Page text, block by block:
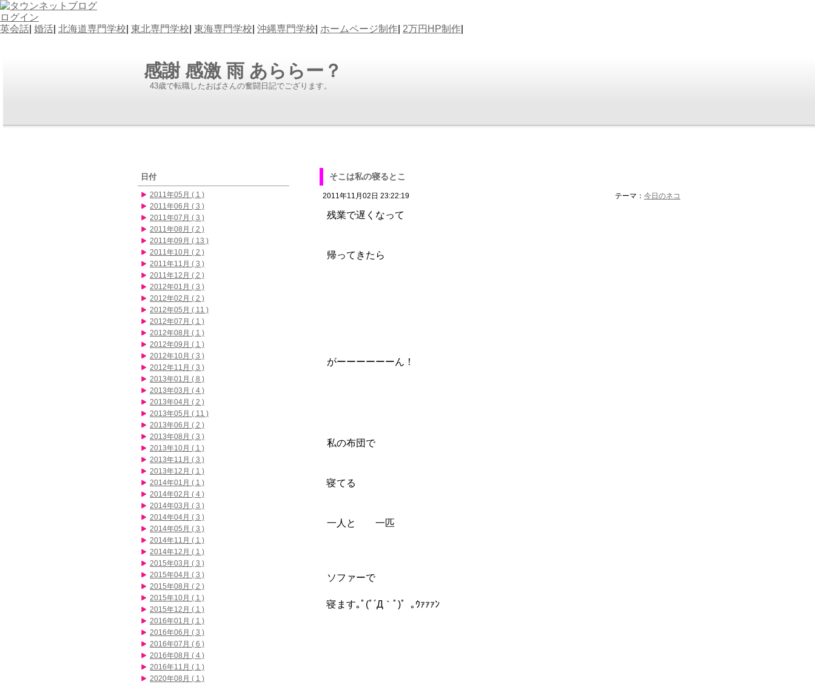
ログイン
英会話 婚活 北海道専門学校 東北専門学校 東海専門学校 沖縄専門学校 ホームページ制作 2万円HP制作
感謝 感激 雨 あららー？
43歳で転職したおばさんの奮闘日記でござります。
そこは私の寝るとこ
2011年11月02日 23:22:19 テーマ： 今日のネコ
残業で遅くなって
帰ってきたら
がーーーーーーん！
私の布団で
寝てる
一人と 一匹
ソファーで
寝ます｡ﾟ(ﾟ´Д｀ﾟ)゜｡ｳｧｧｧﾝ
日付
2011年05月 ( 1 )
2011年06月 ( 3 )
2011年07月 ( 3 )
2011年08月 ( 2 )
2011年09月 ( 13 )
2011年10月 ( 2 )
2011年11月 ( 3 )
2011年12月 ( 2 )
2012年01月 ( 3 )
2012年02月 ( 2 )
2012年05月 ( 11 )
2012年07月 ( 1 )
2012年08月 ( 1 )
2012年09月 ( 1 )
2012年10月 ( 3 )
2012年11月 ( 3 )
2013年01月 ( 8 )
2013年03月 ( 4 )
2013年04月 ( 2 )
2013年05月 ( 11 )
2013年06月 ( 2 )
2013年08月 ( 3 )
2013年10月 ( 1 )
2013年11月 ( 3 )
2013年12月 ( 1 )
2014年01月 ( 1 )
2014年02月 ( 4 )
2014年03月 ( 3 )
2014年04月 ( 3 )
2014年05月 ( 3 )
2014年11月 ( 1 )
2014年12月 ( 1 )
2015年03月 ( 3 )
2015年04月 ( 3 )
2015年08月 ( 2 )
2015年10月 ( 1 )
2015年12月 ( 1 )
2016年01月 ( 1 )
2016年06月 ( 3 )
2016年07月 ( 6 )
2016年08月 ( 4 )
2016年11月 ( 1 )
2020年08月 ( 1 )